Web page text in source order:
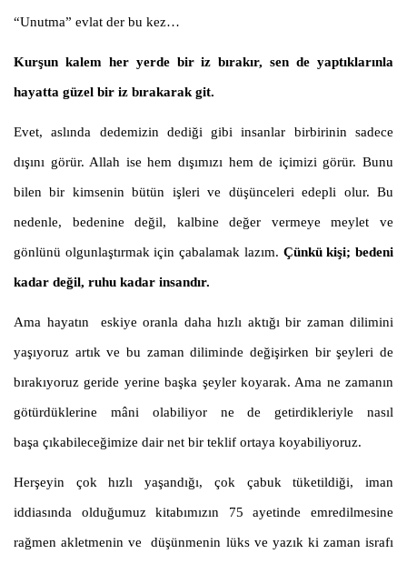
“Unutma” evlat der bu kez…
Kurşun kalem her yerde bir iz bırakır, sen de yaptıklarınla
hayatta güzel bir iz bırakarak git.
Evet, aslında dedemizin dediği gibi insanlar birbirinin sadece
dışını görür. Allah ise hem dışımızı hem de içimizi görür. Bunu
bilen bir kimsenin bütün işleri ve düşünceleri edepli olur. Bu
nedenle, bedenine değil, kalbine değer vermeye meylet ve
gönlünü olgunlaştırmak için çabalamak lazım. Çünkü kişi; bedeni
kadar değil, ruhu kadar insandır.
Ama hayatın eskiye oranla daha hızlı aktığı bir zaman dilimini
yaşıyoruz artık ve bu zaman diliminde değişirken bir şeyleri de
bırakıyoruz geride yerine başka şeyler koyarak. Ama ne zamanın
götürdüklerine mâni olabiliyor ne de getirdikleriyle nasıl
başa çıkabileceğimize dair net bir teklif ortaya koyabiliyoruz.
Herşeyin çok hızlı yaşandığı, çok çabuk tüketildiği, iman
iddiasında olduğumuz kitabımızın 75 ayetinde emredilmesine
rağmen akletmenin ve düşünmenin lüks ve yazık ki zaman israfı